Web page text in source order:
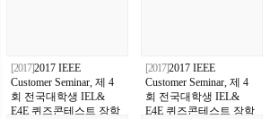
[2017]2017 IEEE
Customer Seminar, 제 4
회 전국대학생 IEL&
E4E 퀴즈콘테스트 장학
[2017]2017 IEEE
Customer Seminar, 제 4
회 전국대학생 IEL&
E4E 퀴즈콘테스트 장학